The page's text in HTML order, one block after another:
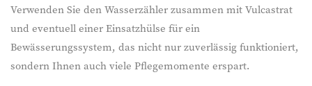
Ihrer Pflanze im Wasser stehen.
Achtung!Die Länge beinhaltet nicht das transparente
Ablesefenster.
Verwenden Sie den Wasserzähler zusammen mit Vulcastrat
und eventuell einer Einsatzhülse für ein
Bewässerungssystem, das nicht nur zuverlässig funktioniert,
sondern Ihnen auch viele Pflegemomente erspart.